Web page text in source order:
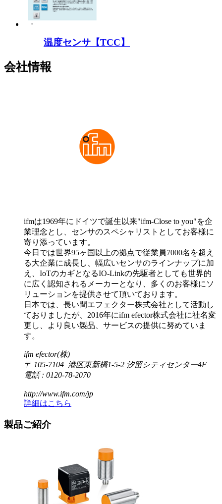
温度センサ【TCC】
会社情報
ifmは1969年にドイツで誕生以来"ifm-Close to you"を企
業理念とし、センサのスペシャリストとしてお客様に
寄り添っています。
今日では世界95ヶ国以上の拠点で従業員7000名を超え
る大企業に成長し、幅広いセンサのラインナップに加
え、IoTのカギとなるIO-Linkの先駆者としても世界的
に広く認知されるメーカーとなり、多くのお客様にソ
リューションを提供させて頂いております。
日本では、長い間エフェクター株式会社として活動し
ておりましたが、2016年にifm efector株式会社に社名変
更し、より良い製品、サービスの提供に努めていま
す。
ifm efector(株)
〒 105-7104 港区東新橋1-5-2 汐留シティセンター4F
電話 : 0120-78-2070
http://www.ifm.com/jp
詳細はこちら
製品ご紹介